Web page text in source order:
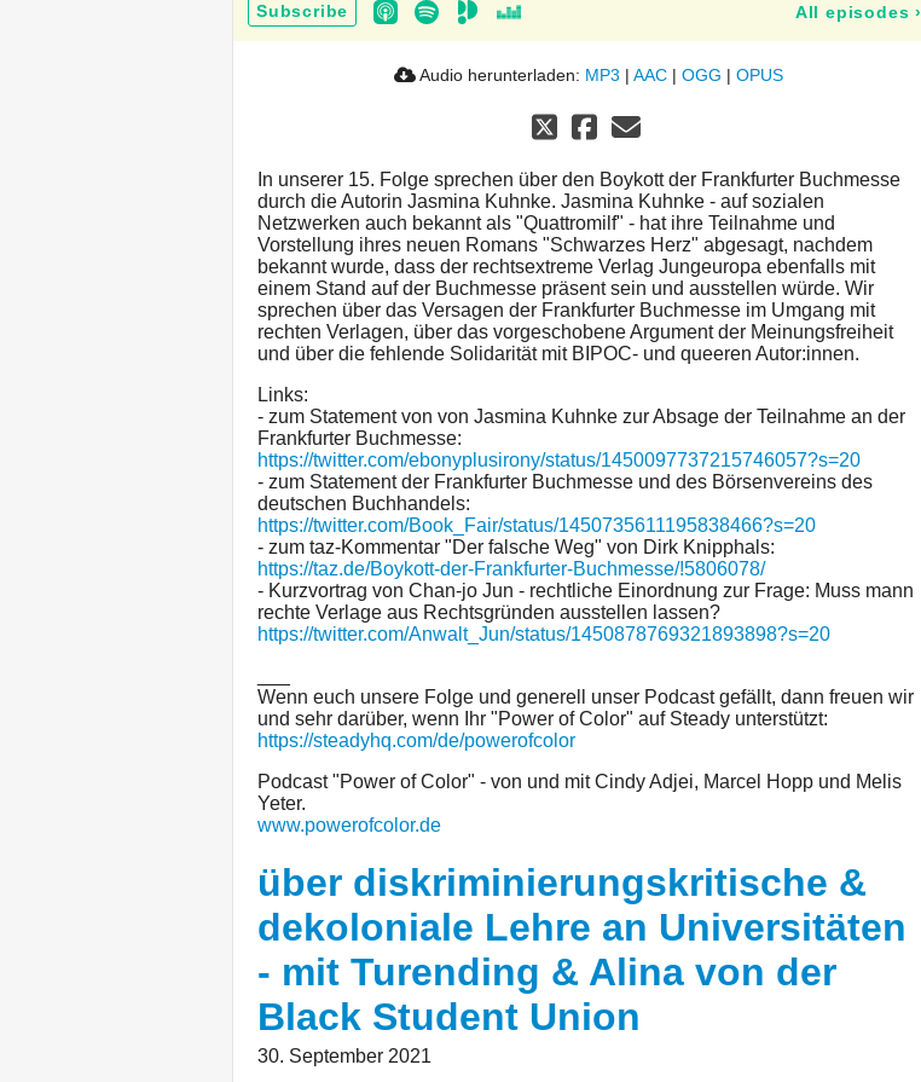
Subscribe All episodes ›
Audio herunterladen: MP3 | AAC | OGG | OPUS
In unserer 15. Folge sprechen über den Boykott der Frankfurter Buchmesse
durch die ​Autorin Jasmina Kuhnke. Jasmina Kuhnke - auf sozialen
Netzwerken auch bekannt als "Quattromilf" - hat ihre Teilnahme und
Vorstellung ihres neuen Romans "Schwarzes Herz" abgesagt, nachdem
bekannt wurde, dass der rechtsextreme Verlag Jungeuropa ebenfalls mit
einem Stand auf der Buchmesse präsent sein und ausstellen würde. Wir
sprechen über das Versagen der Frankfurter Buchmesse im Umgang mit
rechten Verlagen, über das vorgeschobene Argument der Meinungsfreiheit
und über die fehlende Solidarität mit BIPOC- und queeren Autor:innen.
Links:
- zum Statement von von Jasmina Kuhnke zur Absage der Teilnahme an der
Frankfurter Buchmesse:
https://twitter.com/ebonyplusirony/status/1450097737215746057?s=20
- zum Statement der Frankfurter Buchmesse und des Börsenvereins des
deutschen Buchhandels:
https://twitter.com/Book_Fair/status/1450735611195838466?s=20
- zum taz-Kommentar "Der falsche Weg" von Dirk Knipphals:
https://taz.de/Boykott-der-Frankfurter-Buchmesse/!5806078/
- Kurzvortrag von Chan-jo Jun - rechtliche Einordnung zur Frage: Muss mann
rechte Verlage aus Rechtsgründen ausstellen lassen?
https://twitter.com/Anwalt_Jun/status/1450878769321893898?s=20
Wenn euch unsere Folge und generell unser Podcast gefällt, dann freuen wir
und sehr darüber, wenn Ihr "Power of Color" auf Steady unterstützt:
https://steadyhq.com/de/powerofcolor
Podcast "Power of Color" - von und mit Cindy Adjei, Marcel Hopp und Melis
Yeter.
www.powerofcolor.de
über diskriminierungskritische &
dekoloniale Lehre an Universitäten
- mit Turending & Alina von der
Black Student Union
30. September 2021